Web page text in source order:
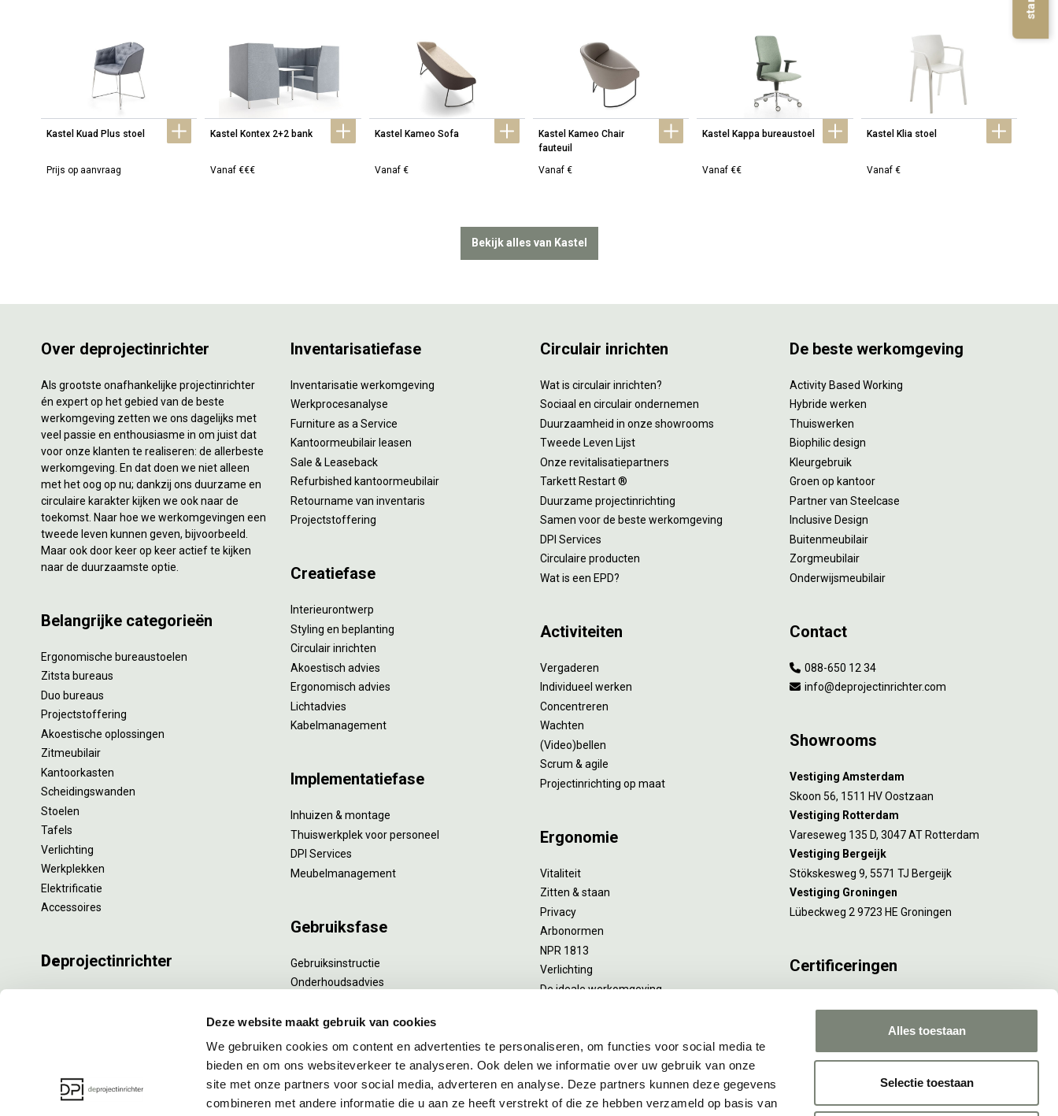
Deze website maakt gebruik van cookies
We gebruiken cookies om content en advertenties te personaliseren, om functies voor social media te
bieden en om ons websiteverkeer te analyseren. Ook delen we informatie over uw gebruik van onze
site met onze partners voor social media, adverteren en analyse. Deze partners kunnen deze gegevens
combineren met andere informatie die u aan ze heeft verstrekt of die ze hebben verzameld op basis van
Alles toestaan
Selectie toestaan
Kastel Kuad Plus stoel
Prijs op aanvraag
Kastel Kontex 2+2 bank
Vanaf €€€
Kastel Kameo Sofa
Vanaf €
Kastel Kameo Chair
fauteuil
Vanaf €
Kastel Kappa bureaustoel
Vanaf €€
Kastel Klia stoel
Vanaf €
Bekijk alles van Kastel
Over deprojectinrichter
Als grootste onafhankelijke projectinrichter
én expert op het gebied van de beste
werkomgeving zetten we ons dagelijks met
veel passie en enthousiasme in om juist dat
voor onze klanten te realiseren: de allerbeste
werkomgeving. En dat doen we niet alleen
met het oog op nu; dankzij ons duurzame en
circulaire karakter kijken we ook naar de
toekomst. Naar hoe we werkomgevingen een
tweede leven kunnen geven, bijvoorbeeld.
Maar ook door keer op keer actief te kijken
naar de duurzaamste optie.
Belangrijke categorieën
Ergonomische bureaustoelen
Zitsta bureaus
Duo bureaus
Projectstoffering
Akoestische oplossingen
Zitmeubilair
Kantoorkasten
Scheidingswanden
Stoelen
Tafels
Verlichting
Werkplekken
Elektrificatie
Accessoires
Deprojectinrichter
Inventarisatiefase
Inventarisatie werkomgeving
Werkprocesanalyse
Furniture as a Service
Kantoormeubilair leasen
Sale & Leaseback
Refurbished kantoormeubilair
Retourname van inventaris
Projectstoffering
Creatiefase
Interieurontwerp
Styling en beplanting
Circulair inrichten
Akoestisch advies
Ergonomisch advies
Lichtadvies
Kabelmanagement
Implementatiefase
Inhuizen & montage
Thuiswerkplek voor personeel
DPI Services
Meubelmanagement
Gebruiksfase
Gebruiksinstructie
Onderhoudsadvies
Specialistische reiniging
Refurbishment
Interne verhuizing
Circulair inrichten
Wat is circulair inrichten?
Sociaal en circulair ondernemen
Duurzaamheid in onze showrooms
Tweede Leven Lijst
Onze revitalisatiepartners
Tarkett Restart ®
Duurzame projectinrichting
Samen voor de beste werkomgeving
DPI Services
Circulaire producten
Wat is een EPD?
Activiteiten
Vergaderen
Individueel werken
Concentreren
Wachten
(Video)bellen
Scrum & agile
Projectinrichting op maat
Ergonomie
Vitaliteit
Zitten & staan
Privacy
Arbonormen
NPR 1813
Verlichting
De ideale werkomgeving
De beste werkomgeving
Activity Based Working
Hybride werken
Thuiswerken
Biophilic design
Kleurgebruik
Groen op kantoor
Partner van Steelcase
Inclusive Design
Buitenmeubilair
Zorgmeubilair
Onderwijsmeubilair
Contact
088-650 12 34
info@deprojectinrichter.com
Showrooms
Vestiging Amsterdam
Skoon 56, 1511 HV Oostzaan
Vestiging Rotterdam
Vareseweg 135 D, 3047 AT Rotterdam
Vestiging Bergeijk
Stökskesweg 9, 5571 TJ Bergeijk
Vestiging Groningen
Lübeckweg 2 9723 HE Groningen
Certificeringen
Rotterdam en Culemborg.